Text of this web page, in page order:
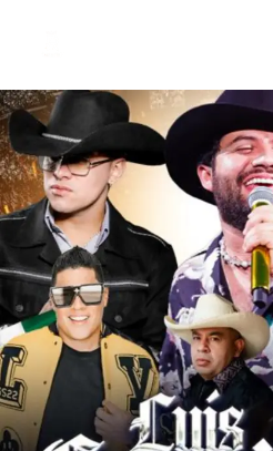
Inicio Real FM
Streaming
En Vivo
Descarga La APP
Programas
Noticias
Equipo
Sobre Nosotros
Contactos